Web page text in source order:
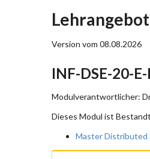
Version vom 08.08.2026
INF-DSE-20-
Modulverantwortlicher:
Dieses Modul ist
Master Distributed